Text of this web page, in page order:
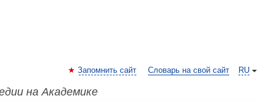
RU
Запомнить сайт Словарь на свой сайт
на Академике